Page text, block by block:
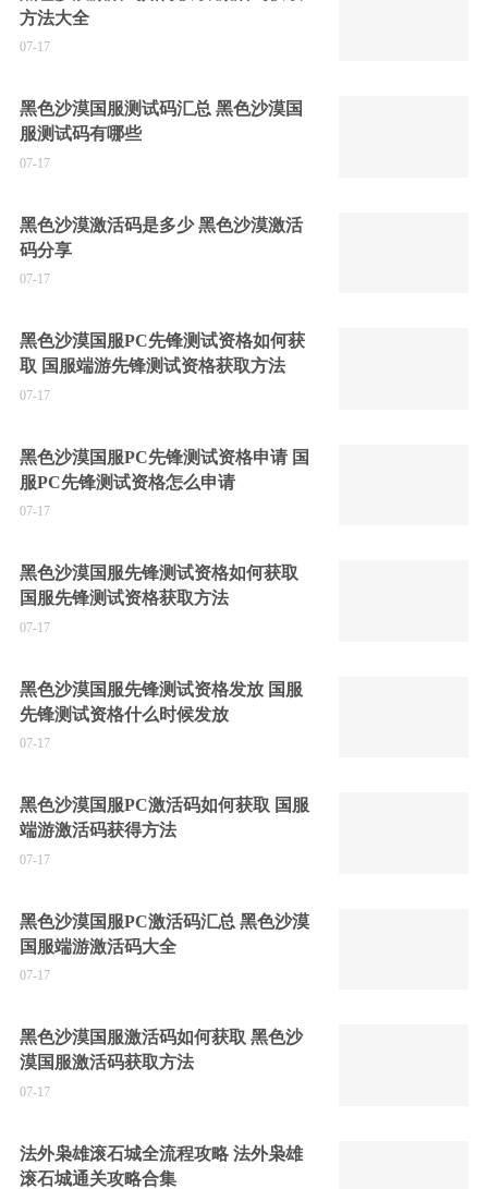
方法大全
07-17
黑色沙漠国服测试码汇总 黑色沙漠国
服测试码有哪些
07-17
黑色沙漠激活码是多少 黑色沙漠激活
码分享
07-17
黑色沙漠国服PC先锋测试资格如何获
取 国服端游先锋测试资格获取方法
07-17
黑色沙漠国服PC先锋测试资格申请 国
服PC先锋测试资格怎么申请
07-17
黑色沙漠国服先锋测试资格如何获取
国服先锋测试资格获取方法
07-17
黑色沙漠国服先锋测试资格发放 国服
先锋测试资格什么时候发放
07-17
黑色沙漠国服PC激活码如何获取 国服
端游激活码获得方法
07-17
黑色沙漠国服PC激活码汇总 黑色沙漠
国服端游激活码大全
07-17
黑色沙漠国服激活码如何获取 黑色沙
漠国服激活码获取方法
07-17
法外枭雄滚石城全流程攻略 法外枭雄
滚石城通关攻略合集